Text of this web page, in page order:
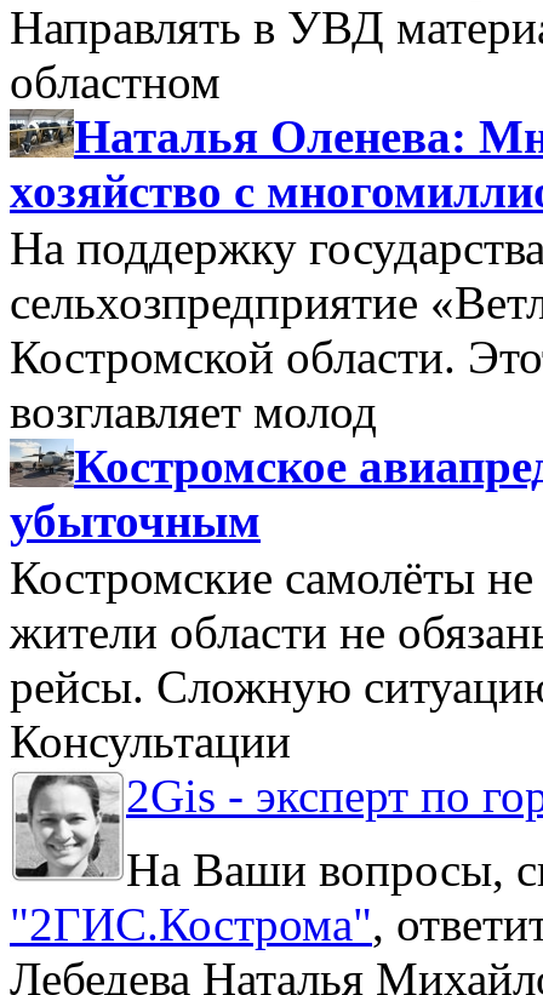
Направлять в УВД
областном
Наталья Оленева:
хозяйство с
На поддержку
сельхозпредприятие
Костромской области.
возглавляет молод
Костромское
убыточным
Костромские самолёты
жители области не
рейсы. Сложную
Консультации
2Gis - эксперт по
На Ваши вопросы,
"2ГИС.Кострома",
Лебедева Наталья